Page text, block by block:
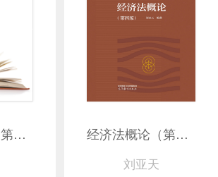
管理运筹学（第五版） 经济法概论（第四版）
刘亚天